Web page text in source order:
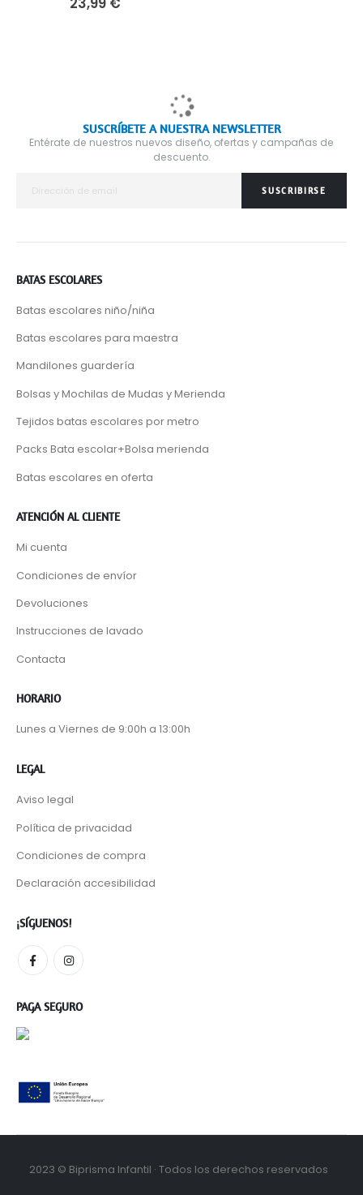
SUSCRÍBETE A NUESTRA NEWSLETTER
Entérate de nuestros nuevos diseño, ofertas y campañas de
descuento.
SUSCRIBIRSE
BATAS ESCOLARES
Batas escolares niño/niña
Batas escolares para maestra
Mandilones guardería
Bolsas y Mochilas de Mudas y Merienda
Tejidos batas escolares por metro
Packs Bata escolar+Bolsa merienda
Batas escolares en oferta
ATENCIÓN AL CLIENTE
Mi cuenta
Condiciones de envíor
Devoluciones
Instrucciones de lavado
Contacta
HORARIO
Lunes a Viernes de 9:00h a 13:00h
LEGAL
Aviso legal
Política de privacidad
Condiciones de compra
Declaración accesibilidad
¡SÍGUENOS!
PAGA SEGURO
2023 © Biprisma Infantil · Todos los derechos reservados